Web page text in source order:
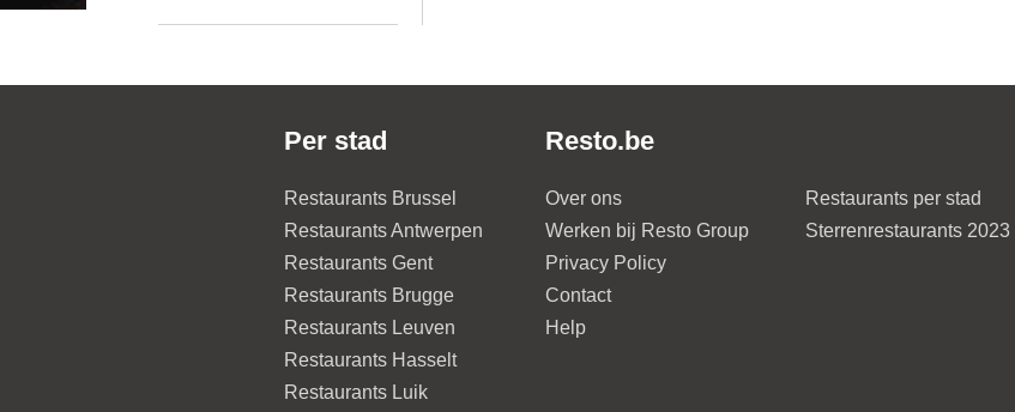
Per stad
Restaurants Brussel
Restaurants Antwerpen
Restaurants Gent
Restaurants Brugge
Restaurants Leuven
Restaurants Hasselt
Restaurants Luik
Resto.be
Over ons
Werken bij Resto Group
Privacy Policy
Contact
Help
Restaurants per stad
Sterrenrestaurants 2023